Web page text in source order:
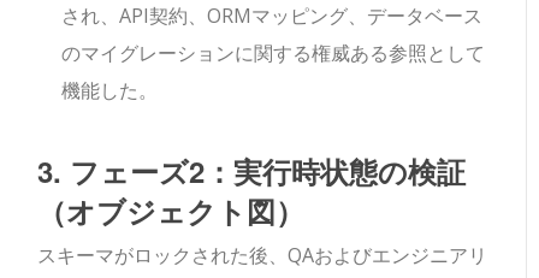
され、API契約、ORMマッピング、データベース
のマイグレーションに関する権威ある参照として
機能した。
3. フェーズ2：実行時状態の検証
（オブジェクト図）
スキーマがロックされた後、QAおよびエンジニアリ